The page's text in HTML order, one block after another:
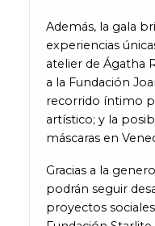
Además, la gala
experiencias
atelier de Ágatha
a la Fundación
recorrido íntimo
artístico; y la
máscaras en
Gracias a la
podrán seguir
proyectos